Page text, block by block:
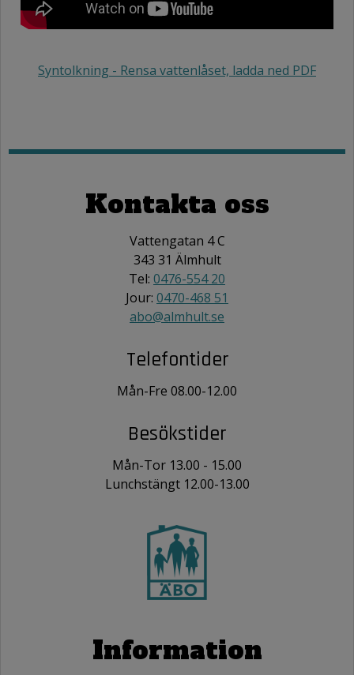
Syntolkning - Rensa vattenlåset, ladda ned PDF
Kontakta oss
Vattengatan 4 C
343 31 Älmhult
Tel: 0476-554 20
Jour: 0470-468 51
abo@almhult.se
Telefontider
Mån-Fre 08.00-12.00
Besökstider
Mån-Tor 13.00 - 15.00
Lunchstängt 12.00-13.00
Information